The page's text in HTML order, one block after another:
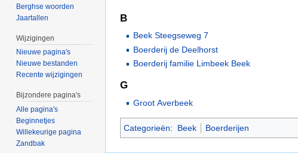
B
Beek Steegseweg 7
Boerderij de Deelhorst
Boerderij familie Limbeek Beek
G
Groot Averbeek
Categorieën: Beek Boerderijen
Berghse woorden
Jaartallen
Wijzigingen
Nieuwe pagina's
Nieuwe bestanden
Recente wijzigingen
Bijzondere pagina's
Alle pagina's
Beginnetjes
Willekeurige pagina
Zandbak